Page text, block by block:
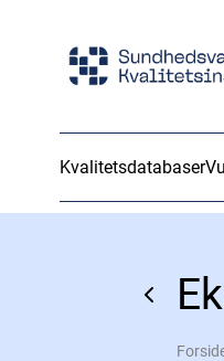
Kvalitetsdatabaser